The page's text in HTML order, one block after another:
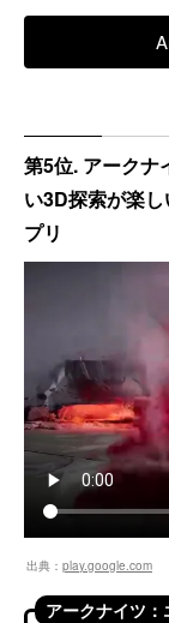
第5位. アークナ
い3D探索が楽
プリ
出典： play.google.com
アークナイツ